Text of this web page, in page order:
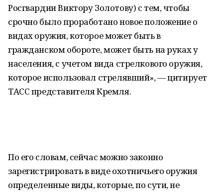
Росгвардии Виктору Золотову) с тем, чтобы
срочно было проработано новое положение о
видах оружия, которое может быть в
гражданском обороте, может быть на руках у
населения, с учетом вида стрелкового оружия,
которое использовал стрелявший», — цитирует
ТАСС представителя Кремля.
По его словам, сейчас можно законно
зарегистрировать в виде охотничьего оружия
определенные виды, которые, по сути, не